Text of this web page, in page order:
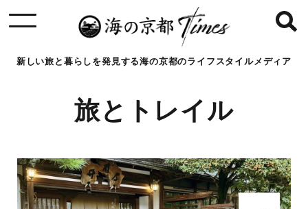
新しい旅と暮らしを発見する海の京都のライフスタイルメディア
旅とトレイル